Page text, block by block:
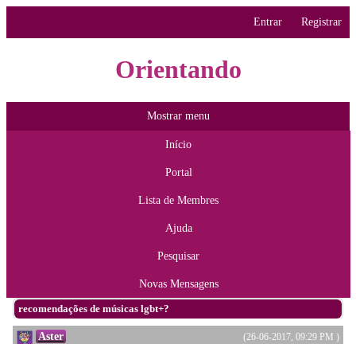
Entrar Registrar
Orientando
Mostrar menu
Início
Portal
Lista de Membres
Ajuda
Pesquisar
Novas Mensagens
recomendações de músicas lgbt+?
(26-06-2017, 09:29 PM )
Aster